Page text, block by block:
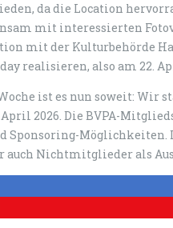
da die Location
mit interessierten
mit der Kulturbehörde
realisieren, also am 22.
ist es nun soweit: Wir
April 2026. Die BVPA-
Sponsoring-Möglichkeiten.
auch Nichtmitglieder als